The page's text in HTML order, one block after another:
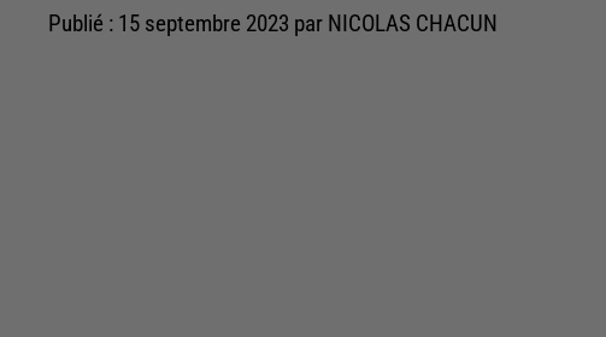
Publié : 15 septembre 2023 par NICOLAS CHACUN